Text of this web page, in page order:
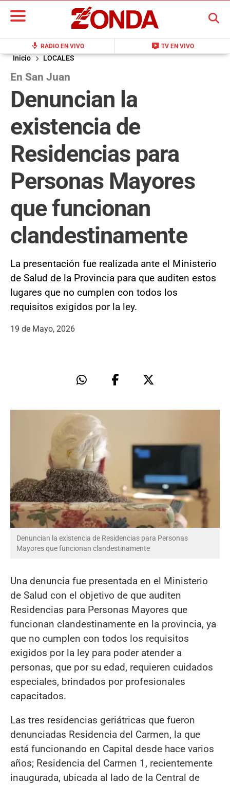
mic RADIO EN VIVO live_tv TV EN VIVO
BUSCAR
Inicio LOCALES
En San Juan
Denuncian la
existencia de
Residencias para
Personas Mayores
que funcionan
clandestinamente
La presentación fue realizada ante el Ministerio
de Salud de la Provincia para que auditen estos
lugares que no cumplen con todos los
requisitos exigidos por la ley.
19 de Mayo, 2026
Denuncian la existencia de Residencias para Personas
Mayores que funcionan clandestinamente
Una denuncia fue presentada en el Ministerio
de Salud con el objetivo de que auditen
Residencias para Personas Mayores que
funcionan clandestinamente en la provincia, ya
que no cumplen con todos los requisitos
exigidos por la ley para poder atender a
personas, que por su edad, requieren cuidados
especiales, brindados por profesionales
capacitados.
Las tres residencias geriátricas que fueron
denunciadas Residencia del Carmen, la que
está funcionando en Capital desde hace varios
años; Residencia del Carmen 1, recientemente
inaugurada, ubicada al lado de la Central de